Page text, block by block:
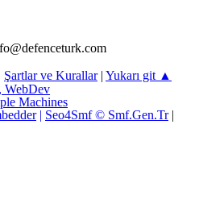
Şartlar ve Kurallar| Yukarı git ▲
WebDev
Machines
| Seo4Smf © Smf.Gen.Tr|